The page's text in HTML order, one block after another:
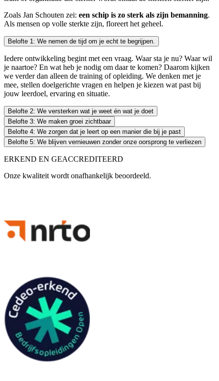
Zoals Jan Schouten zei: een schip is zo sterk als zijn bemanning.
Als mensen op volle sterkte zijn, floreert het geheel.
Belofte 1: We nemen de tijd om je echt te begrijpen.
Iedere ontwikkeling begint met een vraag. Waar sta je nu? Waar wil
je naartoe? En wat heb je nodig om daar te komen? Daarom kijken
we verder dan alleen de training of opleiding. We denken met je
mee, stellen doelgerichte vragen en helpen je kiezen wat past bij
jouw leerdoel, ervaring en situatie.
Belofte 2: We versterken wat je weet én wat je doet
Bij ons leer je niet alleen nieuwe theorie. Je ontdekt vooral hoe je
Belofte 3: We maken groei zichtbaar
Sterker worden voel je vaak zelf als eerste. In meer vertrouwen,
Belofte 4: We zorgen dat je leert op een manier die bij je past
Een training werkt pas als die aansluit op jouw praktijk. Daarom
Belofte 5: We blijven vernieuwen zonder onze oorsprong te verliezen
Onze basis is al 45 jaar hetzelfde: mensen sterker maken. Maar de
ERKEND EN GEACCREDITEERD
Onze kwaliteit wordt onafhankelijk beoordeeld.